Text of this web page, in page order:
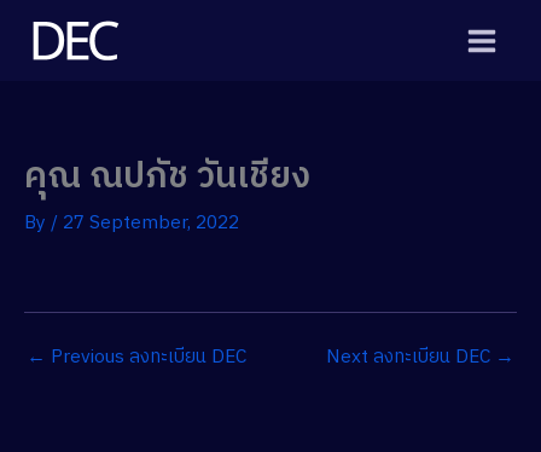
Skip
คุณ ณปภัช วันเชียง
By / 27 September, 2022
← Previous ลงทะเบียน DEC Next ลงทะเบียน DEC →